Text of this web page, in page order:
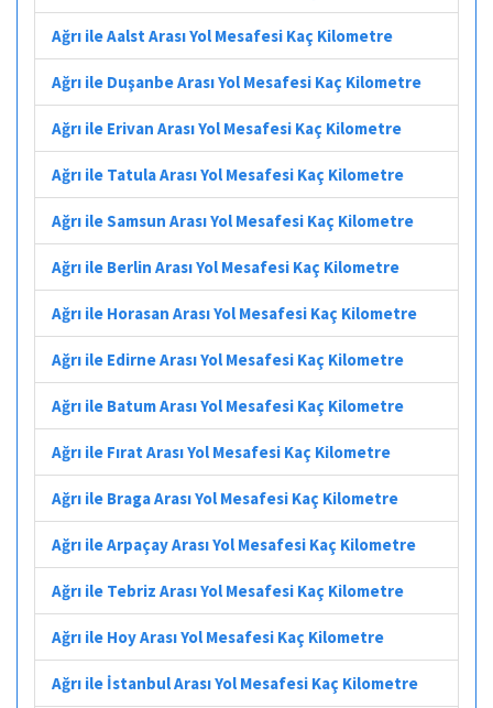
Ağrı ile Aalst Arası Yol Mesafesi Kaç Kilometre
Ağrı ile Duşanbe Arası Yol Mesafesi Kaç Kilometre
Ağrı ile Erivan Arası Yol Mesafesi Kaç Kilometre
Ağrı ile Tatula Arası Yol Mesafesi Kaç Kilometre
Ağrı ile Samsun Arası Yol Mesafesi Kaç Kilometre
Ağrı ile Berlin Arası Yol Mesafesi Kaç Kilometre
Ağrı ile Horasan Arası Yol Mesafesi Kaç Kilometre
Ağrı ile Edirne Arası Yol Mesafesi Kaç Kilometre
Ağrı ile Batum Arası Yol Mesafesi Kaç Kilometre
Ağrı ile Fırat Arası Yol Mesafesi Kaç Kilometre
Ağrı ile Braga Arası Yol Mesafesi Kaç Kilometre
Ağrı ile Arpaçay Arası Yol Mesafesi Kaç Kilometre
Ağrı ile Tebriz Arası Yol Mesafesi Kaç Kilometre
Ağrı ile Hoy Arası Yol Mesafesi Kaç Kilometre
Ağrı ile İstanbul Arası Yol Mesafesi Kaç Kilometre